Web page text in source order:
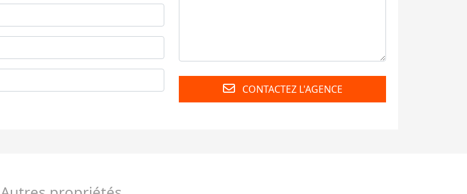
CONTACTEZ L'AGENCE